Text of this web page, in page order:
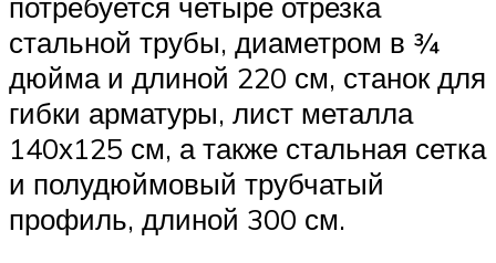
стальной трубы, диаметром в ¾
дюйма и длиной 220 см, станок для
гибки арматуры, лист металла
140х125 см, а также стальная сетка
и полудюймовый трубчатый
профиль, длиной 300 см.